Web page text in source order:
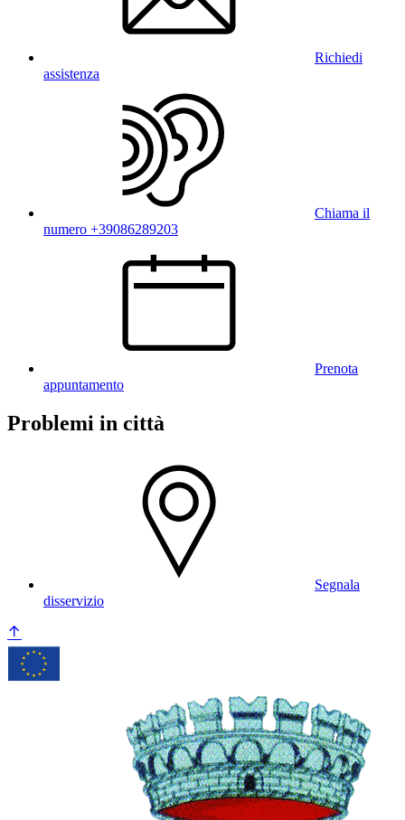
Richiedi
assistenza
Chiama il
numero +39086289203
Prenota
appuntamento
Problemi in città
Segnala
disservizio